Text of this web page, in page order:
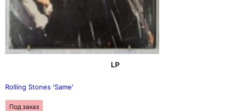
LP
Rolling Stones 'Same'
Под заказ